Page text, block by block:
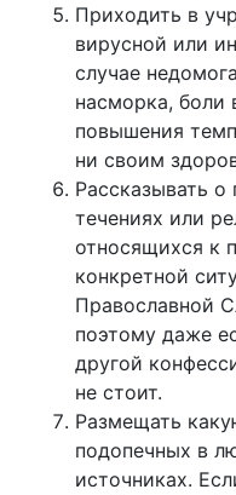
Приходить в
вирусной или
случае
насморка, боли
повышения
ни своим
Рассказывать о
течениях или
относящихся к
конкретной
Православной
поэтому даже
другой
не стоит.
Размещать
подопечных в
источниках.